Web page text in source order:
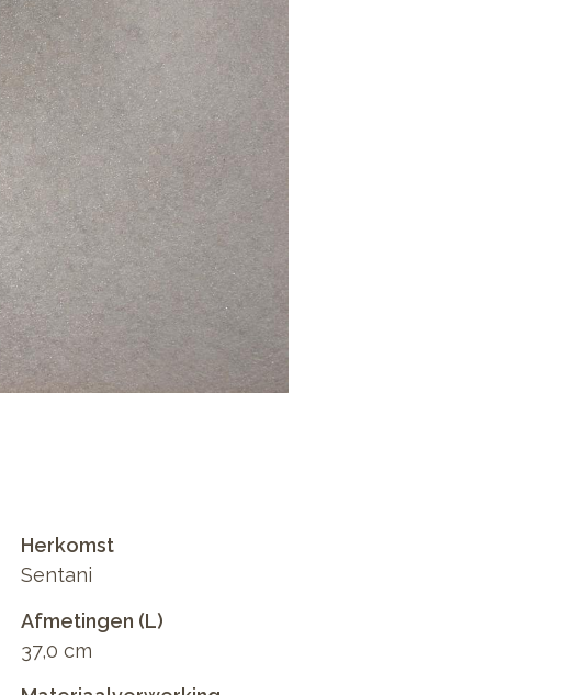
Herkomst
Sentani
Afmetingen (L)
37,0 cm